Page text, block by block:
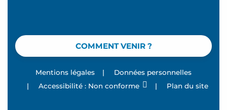
COMMENT VENIR ?
Mentions légales |
Données personnelles
|
Accessibilité : Non conforme | Plan du site